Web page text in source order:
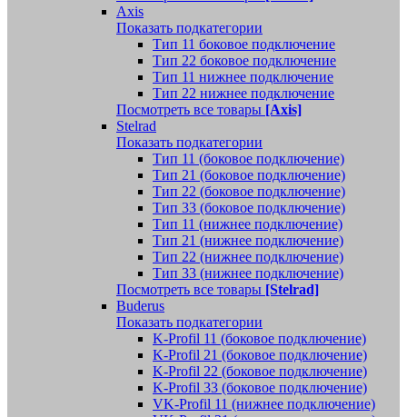
Axis
Показать подкатегории
Тип 11 боковое подключение
Тип 22 боковое подключение
Тип 11 нижнее подключение
Тип 22 нижнее подключение
Посмотреть все товары [Axis]
Stelrad
Показать подкатегории
Tип 11 (боковое подключение)
Тип 21 (боковое подключение)
Тип 22 (боковое подключение)
Тип 33 (боковое подключение)
Тип 11 (нижнее подключение)
Тип 21 (нижнее подключение)
Тип 22 (нижнее подключение)
Тип 33 (нижнее подключение)
Посмотреть все товары [Stelrad]
Buderus
Показать подкатегории
K-Profil 11 (боковое подключение)
K-Profil 21 (боковое подключение)
K-Profil 22 (боковое подключение)
K-Profil 33 (боковое подключение)
VK-Profil 11 (нижнее подключение)